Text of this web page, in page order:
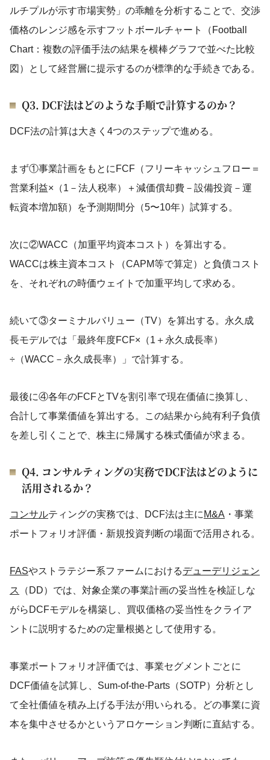
ルチプルが示す市場実勢」の乖離を分析することで、交渉
価格のレンジ感を示すフットボールチャート（Football
Chart：複数の評価手法の結果を横棒グラフで並べた比較
図）として経営層に提示するのが標準的な手続きである。
Q3. DCF法はどのような手順で計算するのか？
DCF法の計算は大きく4つのステップで進める。
まず①事業計画をもとにFCF（フリーキャッシュフロー＝
営業利益×（1－法人税率）＋減価償却費－設備投資－運
転資本増加額）を予測期間分（5〜10年）試算する。
次に②WACC（加重平均資本コスト）を算出する。
WACCは株主資本コスト（CAPM等で算定）と負債コスト
を、それぞれの時価ウェイトで加重平均して求める。
続いて③ターミナルバリュー（TV）を算出する。永久成
長モデルでは「最終年度FCF×（1＋永久成長率）
÷（WACC－永久成長率）」で計算する。
最後に④各年のFCFとTVを割引率で現在価値に換算し、
合計して事業価値を算出する。この結果から純有利子負債
を差し引くことで、株主に帰属する株式価値が求まる。
Q4. コンサルティングの実務でDCF法はどのように
活用されるか？
コンサルティングの実務では、DCF法は主に M&A ・事業
ポートフォリオ評価・新規投資判断の場面で活用される。
FASやストラテジー系ファームにおけるデューデリジェン
ス
（DD）では、対象企業の事業計画の妥当性を検証しな
がらDCFモデルを構築し、買収価格の妥当性をクライア
ントに説明するための定量根拠として使用する。
事業ポートフォリオ評価では、事業セグメントごとに
DCF価値を試算し、Sum-of-the-Parts（SOTP）分析とし
て全社価値を積み上げる手法が用いられる。どの事業に資
本を集中させるかというアロケーション判断に直結する。